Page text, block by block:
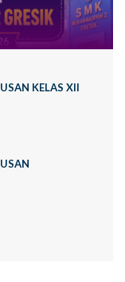
KELAS XII